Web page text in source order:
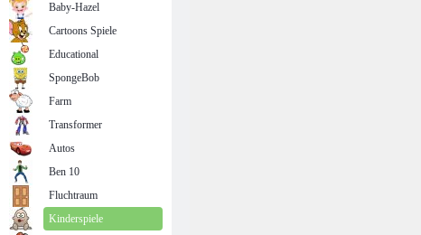
Baby-Hazel
Cartoons Spiele
Educational
SpongeBob
Farm
Transformer
Autos
Ben 10
Fluchtraum
Kinderspiele